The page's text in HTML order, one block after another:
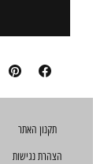
תקנון האתר​​
הצהרת נגישות